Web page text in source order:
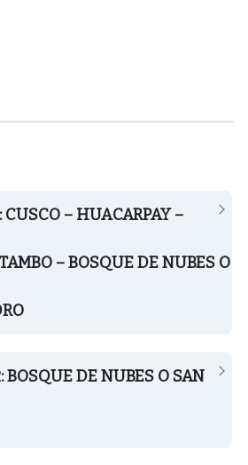
CUSCO – HUACARPAY –
– BOSQUE DE NUBES O
BOSQUE DE NUBES O SAN